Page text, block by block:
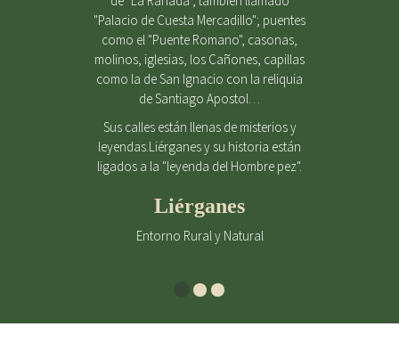
"Palacio de Cuesta Mercadillo"; puentes
como el "Puente Romano", casonas,
molinos, iglesias, los Cañones, capillas
como la de San Ignacio con la reliquia
de Santiago Apostol…
Sus calles están llenas de misterios y
leyendas.Liérganes y su historia están
ligados a la "leyenda del Hombre pez".
Liérganes
Entorno Rural y Natural